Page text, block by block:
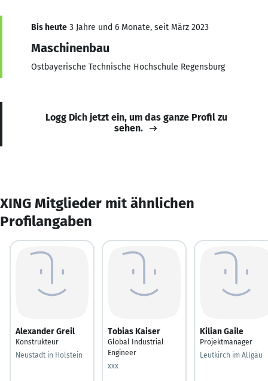
Bis heute 3 Jahre und 6 Monate, seit März 2023
Maschinenbau
Ostbayerische Technische Hochschule Regensburg
Logg Dich jetzt ein, um das ganze Profil zu
sehen.
XING Mitglieder mit ähnlichen
Profilangaben
Alexander Greil
Konstrukteur
Neustadt in Holstein
Tobias Kaiser
Global Industrial
Engineer
xxx
Kilian Gaile
Projektmanager
Leutkirch im Allgäu